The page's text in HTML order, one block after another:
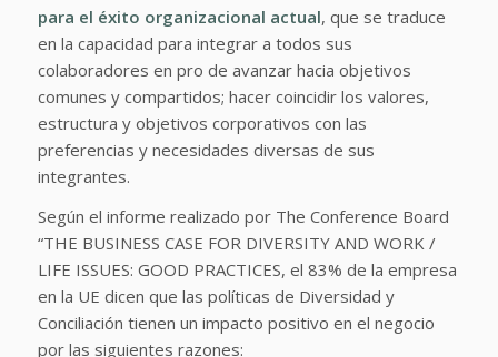
para el éxito organizacional actual, que se traduce
en la capacidad para integrar a todos sus
colaboradores en pro de avanzar hacia objetivos
comunes y compartidos; hacer coincidir los valores,
estructura y objetivos corporativos con las
preferencias y necesidades diversas de sus
integrantes.
Según el informe realizado por The Conference Board
“THE BUSINESS CASE FOR DIVERSITY AND WORK /
LIFE ISSUES: GOOD PRACTICES, el 83% de la empresa
en la UE dicen que las políticas de Diversidad y
Conciliación tienen un impacto positivo en el negocio
por las siguientes razones: